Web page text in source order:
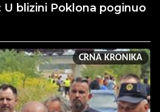
U blizini Poklona poginuo
CRNA KRONIKA